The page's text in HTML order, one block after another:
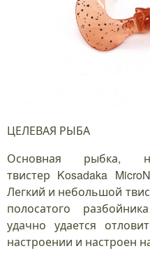
ЦЕЛЕВАЯ РЫБА
Основная рыбка,
твистер Kosadaka
Легкий и небольшой
полосатого
удачно удается
настроении и настроен